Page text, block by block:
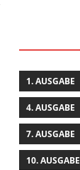
1. AUSGABE
4. AUSGABE
7. AUSGABE
10. AUSGABE